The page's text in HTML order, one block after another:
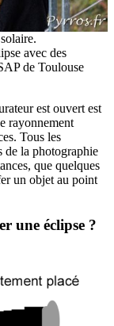
avec des
de Toulouse
est ouvert est
rayonnement
Tous les
de la photographie
que quelques
un objet au point
une éclipse ?